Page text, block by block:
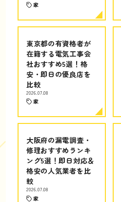
家
東京都の有資格者が
在籍する電気工事会
社おすすめ5選！格
安・即日の優良店を
比較
2026.07.08
家
大阪府の漏電調査・
修理おすすめランキ
ング5選！即日対応＆
格安の人気業者を比
較
2026.07.08
家